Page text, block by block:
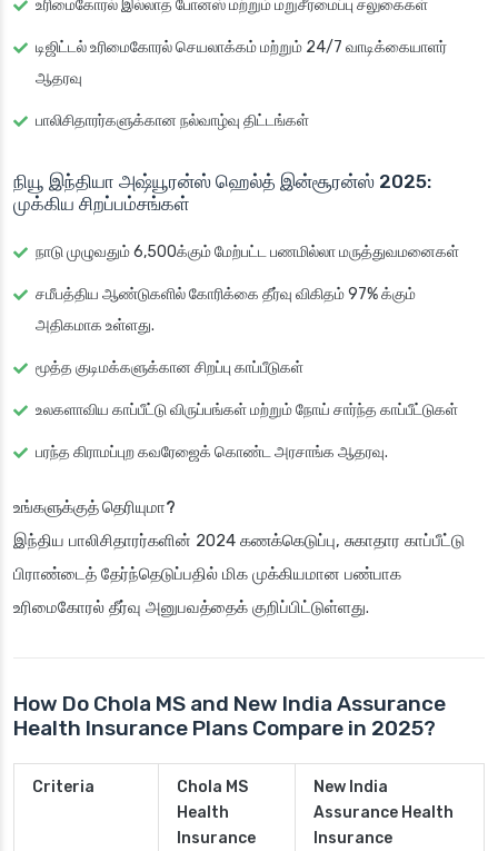
உரிமைகோரல் இல்லாத போனஸ் மற்றும் மறுசீரமைப்பு சலுகைகள்
டிஜிட்டல் உரிமைகோரல் செயலாக்கம் மற்றும் 24/7 வாடிக்கையாளர்
ஆதரவு
பாலிசிதாரர்களுக்கான நல்வாழ்வு திட்டங்கள்
நியூ இந்தியா அஷ்யூரன்ஸ் ஹெல்த் இன்சூரன்ஸ் 2025:
முக்கிய சிறப்பம்சங்கள்
நாடு முழுவதும் 6,500க்கும் மேற்பட்ட பணமில்லா மருத்துவமனைகள்
சமீபத்திய ஆண்டுகளில் கோரிக்கை தீர்வு விகிதம் 97% க்கும்
அதிகமாக உள்ளது.
மூத்த குடிமக்களுக்கான சிறப்பு காப்பீடுகள்
உலகளாவிய காப்பீட்டு விருப்பங்கள் மற்றும் நோய் சார்ந்த காப்பீட்டுகள்
பரந்த கிராமப்புற கவரேஜைக் கொண்ட அரசாங்க ஆதரவு.
உங்களுக்குத் தெரியுமா?
இந்திய பாலிசிதாரர்களின் 2024 கணக்கெடுப்பு, சுகாதார காப்பீட்டு
பிராண்டைத் தேர்ந்தெடுப்பதில் மிக முக்கியமான பண்பாக
உரிமைகோரல் தீர்வு அனுபவத்தைக் குறிப்பிட்டுள்ளது.
How Do Chola MS and New India Assurance
Health Insurance Plans Compare in 2025?
Criteria
Chola MS
Health
Insurance
New India
Assurance Health
Insurance